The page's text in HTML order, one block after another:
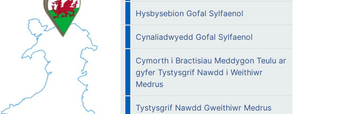
Hysbysebion Gofal Sylfaenol
Cynaliadwyedd Gofal Sylfaenol
Cymorth i Bractisiau Meddygon Teulu ar
gyfer Tystysgrif Nawdd i Weithiwr
Medrus
Tystysgrif Nawdd Gweithiwr Medrus